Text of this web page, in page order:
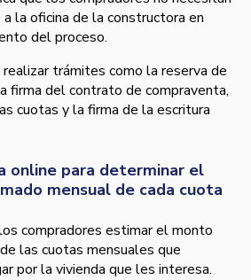
la oficina de la constructora en
del proceso.
realizar trámites como la reserva de
firma del contrato de compraventa,
cuotas y la firma de la escritura
online para determinar el
mensual de cada cuota
compradores estimar el monto
las cuotas mensuales que
por la vivienda que les interesa.